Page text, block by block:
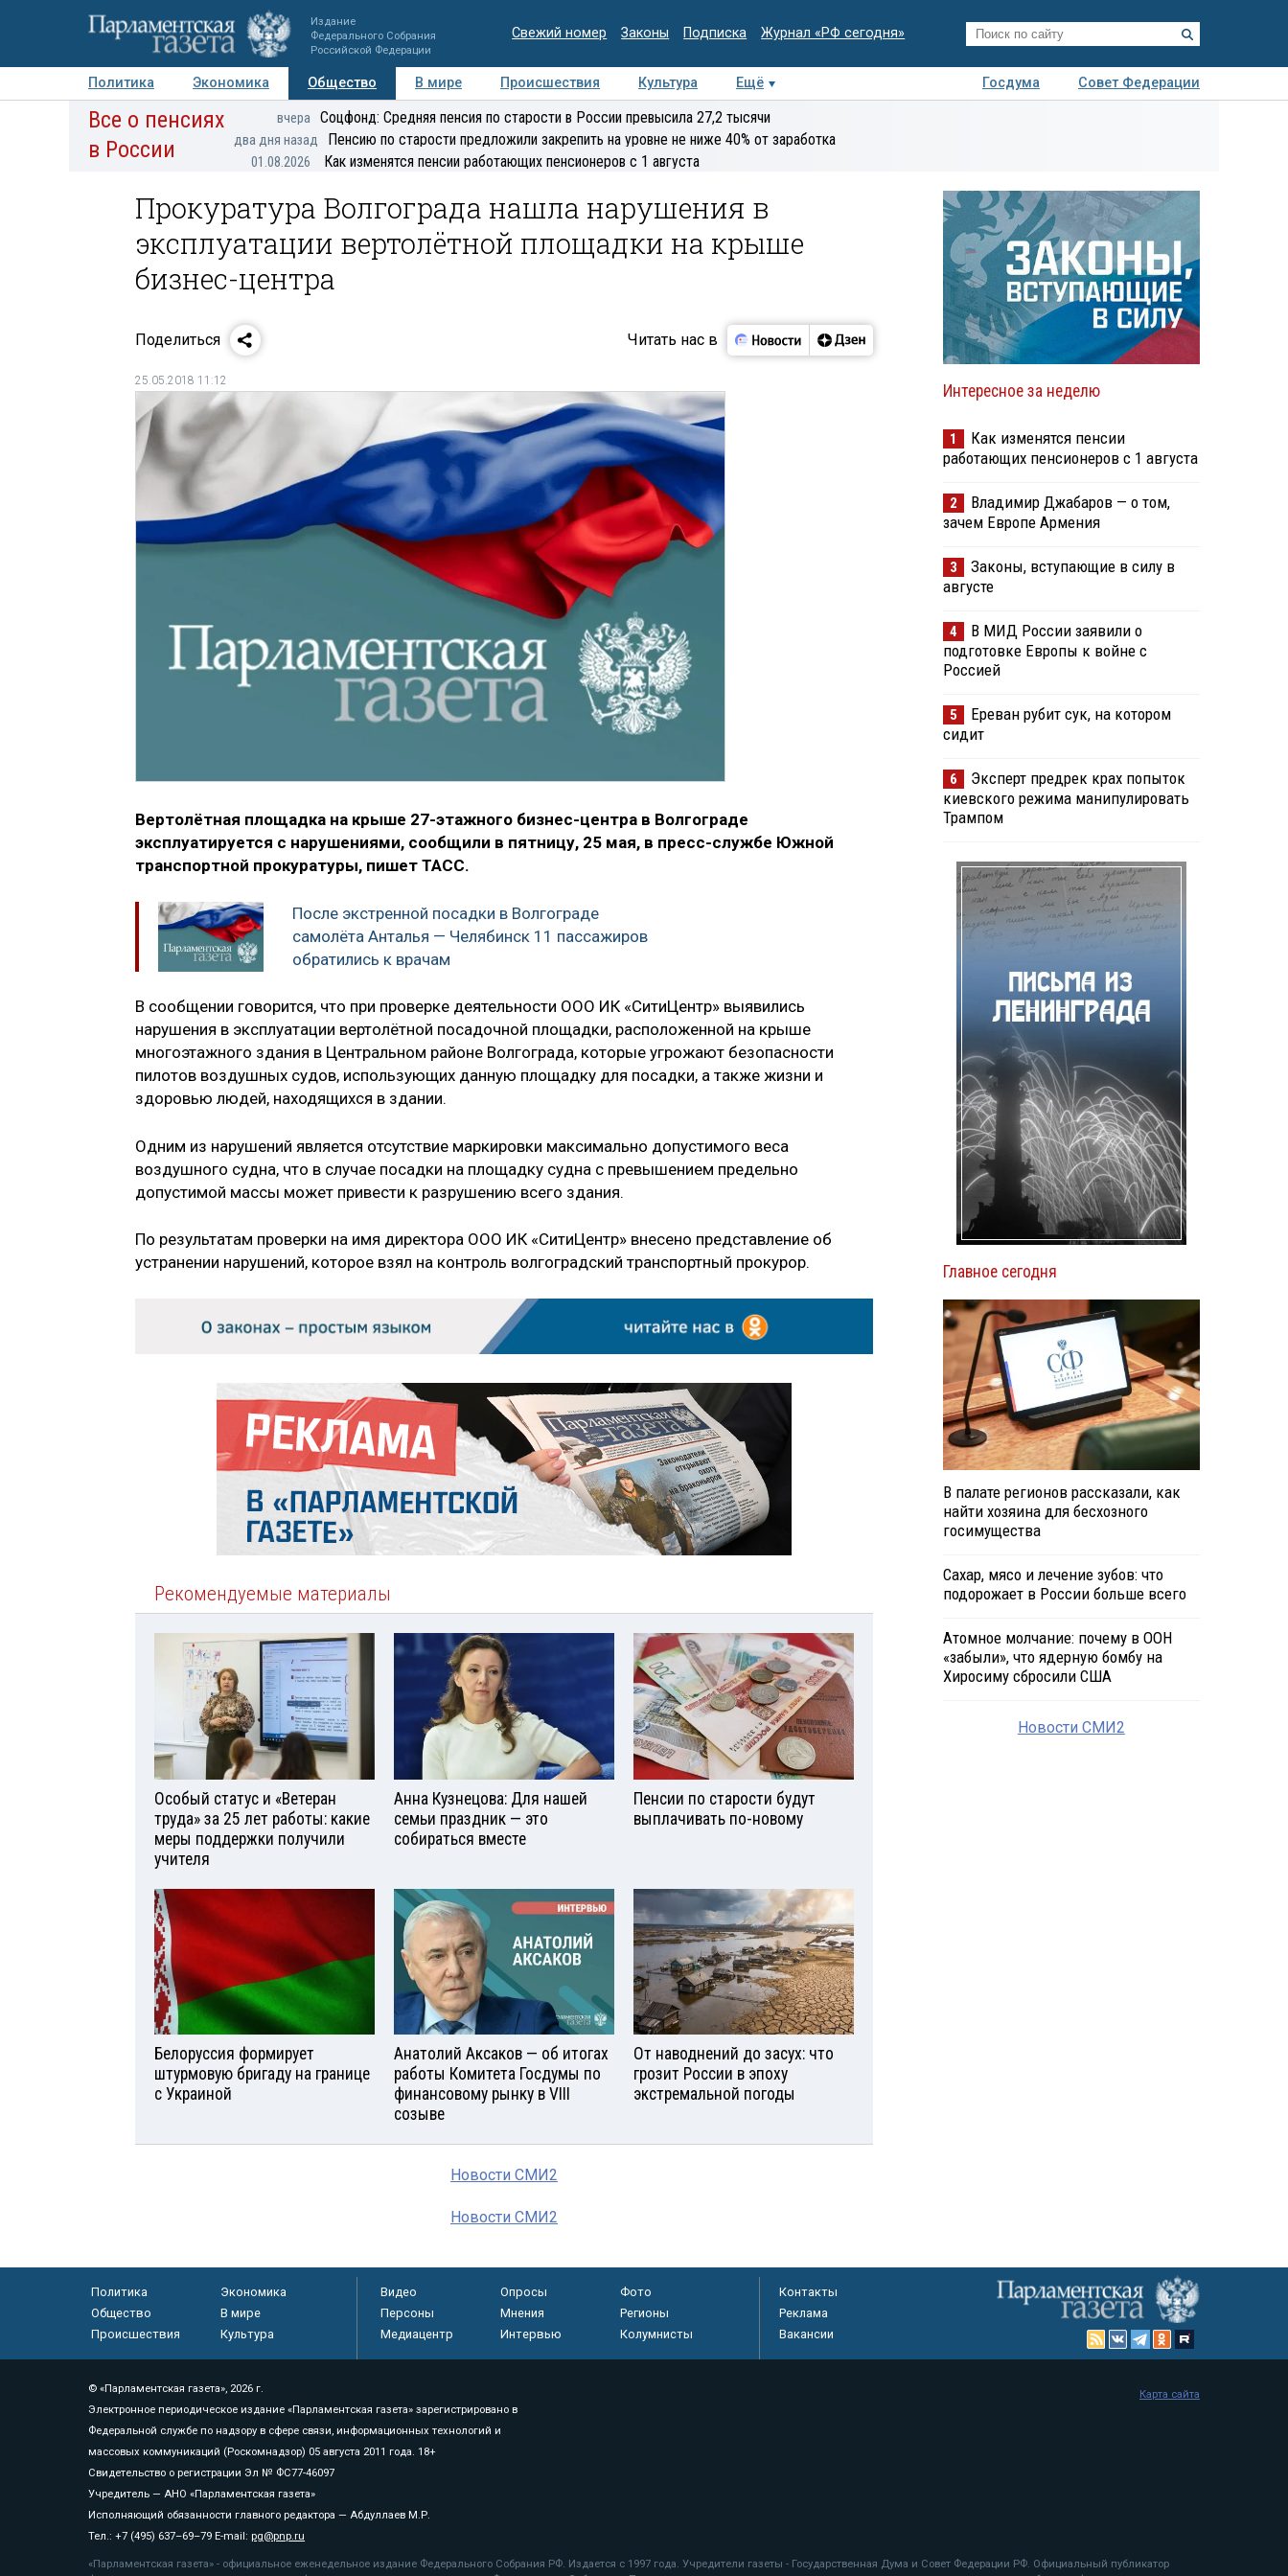
Издание
Федерального Собрания
Российской Федерации
Свежий номер Законы Подписка Журнал «РФ сегодня»
Политика Экономика Общество В мире Происшествия Культура Ещё Госдума
Совет Федерации
Авторы Персоны Мнения Регионы Медиацентр Интервью Колумнисты
экспертиза
Все о пенсиях
в России
вчера Соцфонд: Средняя пенсия по старости в России превысила 27,2 тысячи
два дня назад Пенсию по старости предложили закрепить на уровне не ниже 40% от заработка
01.08.2026 Как изменятся пенсии работающих пенсионеров с 1 августа
Прокуратура Волгограда нашла нарушения в
эксплуатации вертолётной площадки на крыше
бизнес-центра
Поделиться Читать нас в
25.05.2018 11:12
Вертолётная площадка на крыше 27-этажного бизнес-центра в Волгограде
эксплуатируется с нарушениями, сообщили в пятницу, 25 мая, в пресс-службе Южной
транспортной прокуратуры, пишет ТАСС.
После экстренной посадки в Волгограде
самолёта Анталья — Челябинск 11 пассажиров
обратились к врачам
В сообщении говорится, что при проверке деятельности ООО ИК «СитиЦентр» выявились
нарушения в эксплуатации вертолётной посадочной площадки, расположенной на крыше
многоэтажного здания в Центральном районе Волгограда, которые угрожают безопасности
пилотов воздушных судов, использующих данную площадку для посадки, а также жизни и
здоровью людей, находящихся в здании.
Одним из нарушений является отсутствие маркировки максимально допустимого веса
воздушного судна, что в случае посадки на площадку судна с превышением предельно
допустимой массы может привести к разрушению всего здания.
По результатам проверки на имя директора ООО ИК «СитиЦентр» внесено представление об
устранении нарушений, которое взял на контроль волгоградский транспортный прокурор.
Рекомендуемые материалы
Особый статус и «Ветеран
труда» за 25 лет работы: какие
меры поддержки получили
учителя
Анна Кузнецова: Для нашей
семьи праздник — это
собираться вместе
Пенсии по старости будут
выплачивать по-новому
Белоруссия формирует
штурмовую бригаду на границе
с Украиной
Анатолий Аксаков — об итогах
работы Комитета Госдумы по
финансовому рынку в VIII
созыве
От наводнений до засух: что
грозит России в эпоху
экстремальной погоды
Новости СМИ2
Новости СМИ2
Интересное за неделю
1
Как изменятся пенсии
работающих пенсионеров с 1 августа
2
Владимир Джабаров — о том,
зачем Европе Армения
3
Законы, вступающие в силу в
августе
4
В МИД России заявили о
подготовке Европы к войне с
Россией
5
Ереван рубит сук, на котором
сидит
6
Эксперт предрек крах попыток
киевского режима манипулировать
Трампом
Главное сегодня
В палате регионов рассказали, как
найти хозяина для бесхозного
госимущества
Сахар, мясо и лечение зубов: что
подорожает в России больше всего
Атомное молчание: почему в ООН
«забыли», что ядерную бомбу на
Хиросиму сбросили США
Новости СМИ2
Политика
Экономика
Общество
В мире
Происшествия
Культура
Видео Опросы
Фото
Персоны
Мнения
Регионы
Медиацентр
Интервью Колумнисты
Контакты
Реклама
Вакансии
© «Парламентская газета», 2026 г.
Электронное периодическое издание «Парламентская газета» зарегистрировано в
Федеральной службе по надзору в сфере связи, информационных технологий и
массовых коммуникаций (Роскомнадзор) 05 августа 2011 года. 18+
Свидетельство о регистрации Эл № ФС77-46097
Учредитель — АНО «Парламентская газета»
Исполняющий обязанности главного редактора — Абдуллаев М.Р.
Тел.: +7 (495) 637–69–79 E-mail: pg@pnp.ru
«Парламентская газета» - официальное еженедельное издание Федерального Собрания РФ. Издается с 1997 года. Учредители газеты - Государственная Дума и Совет Федерации РФ. Официальный публикатор
Карта сайта